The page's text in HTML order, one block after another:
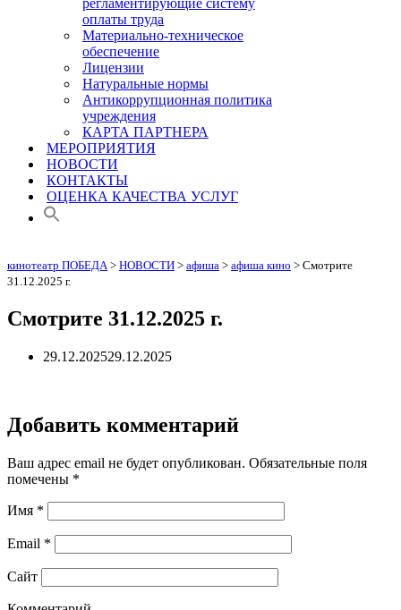
регламентирующие систему
оплаты труда
Материально-техническое
обеспечение
Лицензии
Натуральные нормы
Антикоррупционная политика
учреждения
КАРТА ПАРТНЕРА
МЕРОПРИЯТИЯ
НОВОСТИ
КОНТАКТЫ
ОЦЕНКА КАЧЕСТВА УСЛУГ
кинотеатр ПОБЕДА> НОВОСТИ > афиша > афиша кино > Смотрите
31.12.2025 г.
Смотрите 31.12.2025 г.
29.12.202529.12.2025
Добавить комментарий
Ваш адрес email не будет опубликован. Обязательные поля
помечены *
Имя *
Email *
Сайт